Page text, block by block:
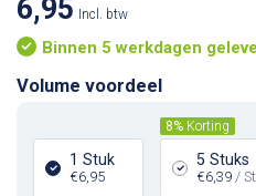
6,95 Incl. btw
Binnen 5 werkdagen
Volume voordeel
1 Stuk
€6,95
8% Korting
5 Stuks
€6,39 /